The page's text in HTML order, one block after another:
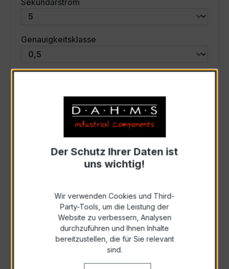
Genauigkeitsklasse
Auswahl zurücksetzen
Art. Nr.:58532
Zur Sammelanfrage hinzufügen
Anfrage telefonisch
Der Schutz Ihrer Daten ist
uns wichtig!
Wir verwenden Cookies und Third-
Party-Tools, um die Leistung der
Website zu verbessern, Analysen
durchzuführen und Ihnen Inhalte
bereitzustellen, die für Sie relevant
sind.